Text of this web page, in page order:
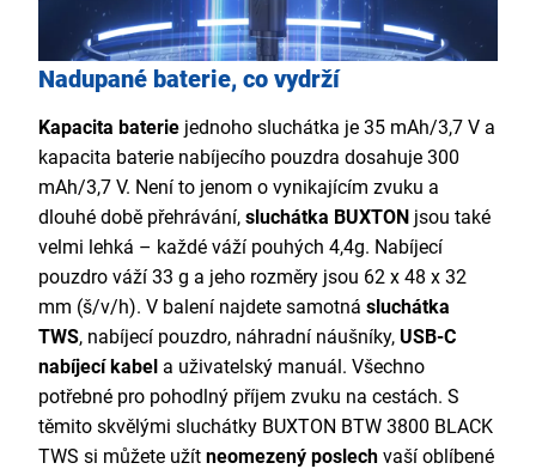
Nadupané baterie, co vydrží
Kapacita baterie jednoho sluchátka je 35 mAh/3,7 V a
kapacita baterie nabíjecího pouzdra dosahuje 300
mAh/3,7 V. Není to jenom o vynikajícím zvuku a
dlouhé době přehrávání, sluchátka BUXTON jsou také
velmi lehká – každé váží pouhých 4,4g. Nabíjecí
pouzdro váží 33 g a jeho rozměry jsou 62 x 48 x 32
mm (š/v/h). V balení najdete samotná sluchátka
TWS, nabíjecí pouzdro, náhradní náušníky, USB-C
nabíjecí kabel a uživatelský manuál. Všechno
potřebné pro pohodlný příjem zvuku na cestách. S
těmito skvělými sluchátky BUXTON BTW 3800 BLACK
TWS si můžete užít neomezený poslech vaší oblíbené